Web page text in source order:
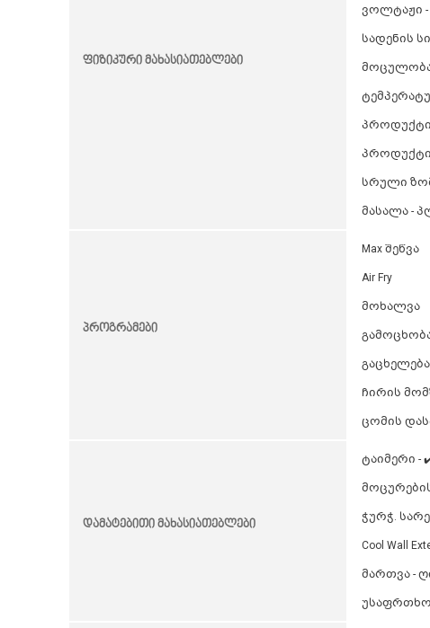
ფიზიკური მახასიათებლები
ვოლტაჟი -
სადენის
მოცულობა
სრული
მასალა -
პროგრამები
Max შეწვა
Air Fry
მოხალვა
გაცხელება
ჩირის
ცომის
დამატებითი მახასიათებლები
ტაიმერი -
ჭურჭ.
Cool Wall
მართვა -